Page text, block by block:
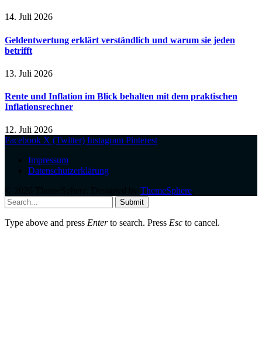
14. Juli 2026
Geldentwertung erklärt verständlich und warum sie jeden
betrifft
13. Juli 2026
Rente und Inflation im Blick behalten mit dem praktischen
Inflationsrechner
12. Juli 2026
Facebook X (Twitter) Instagram Pinterest
Impressum
Datenschutzerklärung
ThemeSphere
Submit
Type above and press Enterto search. Press Esc to cancel.